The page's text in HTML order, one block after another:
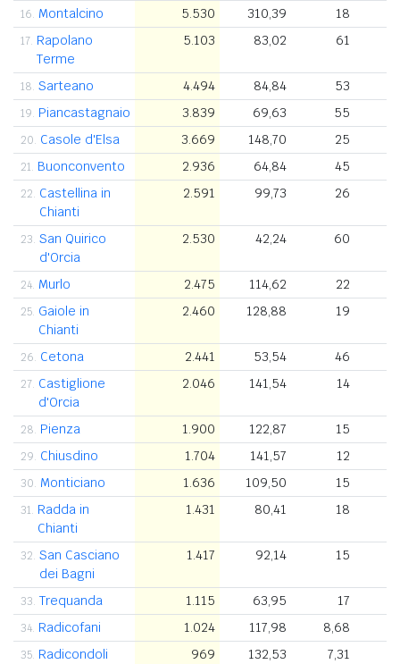
16. Montalcino 5.530 310,39 18
17. Rapolano
Terme
5.103 83,02 61
18. Sarteano 4.494 84,84 53
19. Piancastagnaio 3.839 69,63 55
20. Casole d'Elsa 3.669 148,70 25
21. Buonconvento 2.936 64,84 45
22. Castellina in
Chianti
2.591 99,73 26
23. San Quirico
d'Orcia
2.530 42,24 60
24. Murlo 2.475 114,62 22
25. Gaiole in
Chianti
2.460 128,88 19
26. Cetona 2.441 53,54 46
27. Castiglione
d'Orcia
2.046 141,54 14
28. Pienza 1.900 122,87 15
29. Chiusdino 1.704 141,57 12
30. Monticiano 1.636 109,50 15
31. Radda in
Chianti
1.431 80,41 18
32. San Casciano
dei Bagni
1.417 92,14 15
33. Trequanda 1.115 63,95 17
34. Radicofani 1.024 117,98 8,68
35. Radicondoli 969 132,53 7,31